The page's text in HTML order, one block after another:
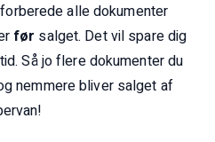
alle dokumenter
før salget. Det vil spare dig
Så jo flere dokumenter du
nemmere bliver salget af